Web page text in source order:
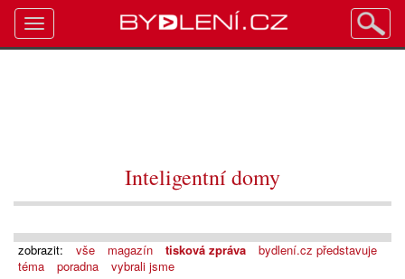
Inteligentní domy
zobrazit: vše magazín tisková zpráva
bydlení.cz představuje
téma
poradna vybrali jsme
Toggle
navigation